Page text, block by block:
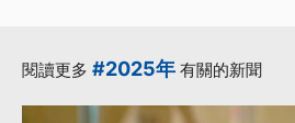
閱讀更多 #2025年 有關的新聞